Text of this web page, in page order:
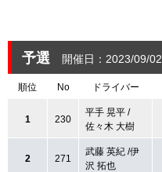
予選 開催日：2023/09/02
順位 No ドライバー
1 230
平手 晃平 /
佐々木 大樹
2 271
武藤 英紀 /伊
沢 拓也